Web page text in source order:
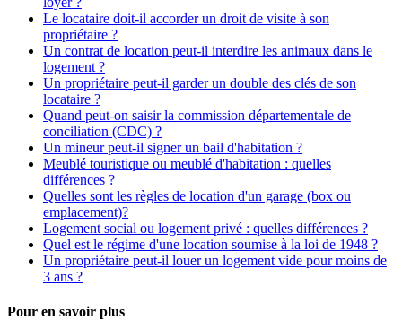
Le locataire doit-il accorder un droit de visite à son
propriétaire ?
Un contrat de location peut-il interdire les animaux dans le
logement ?
Un propriétaire peut-il garder un double des clés de son
locataire ?
Quand peut-on saisir la commission départementale de
conciliation (CDC) ?
Un mineur peut-il signer un bail d'habitation ?
Meublé touristique ou meublé d'habitation : quelles
différences ?
Quelles sont les règles de location d'un garage (box ou
emplacement)?
Logement social ou logement privé : quelles différences ?
Quel est le régime d'une location soumise à la loi de 1948 ?
Un propriétaire peut-il louer un logement vide pour moins de
3 ans ?
Pour en savoir plus